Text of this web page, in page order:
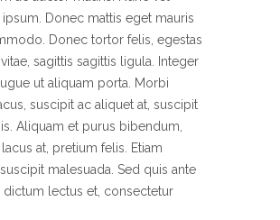
Donec mattis eget mauris
Donec tortor felis, egestas
sagittis sagittis ligula. Integer
ut aliquam porta. Morbi
suscipit ac aliquet at, suscipit
Aliquam et purus bibendum,
at, pretium felis. Etiam
malesuada. Sed quis ante
dictum lectus et, consectetur